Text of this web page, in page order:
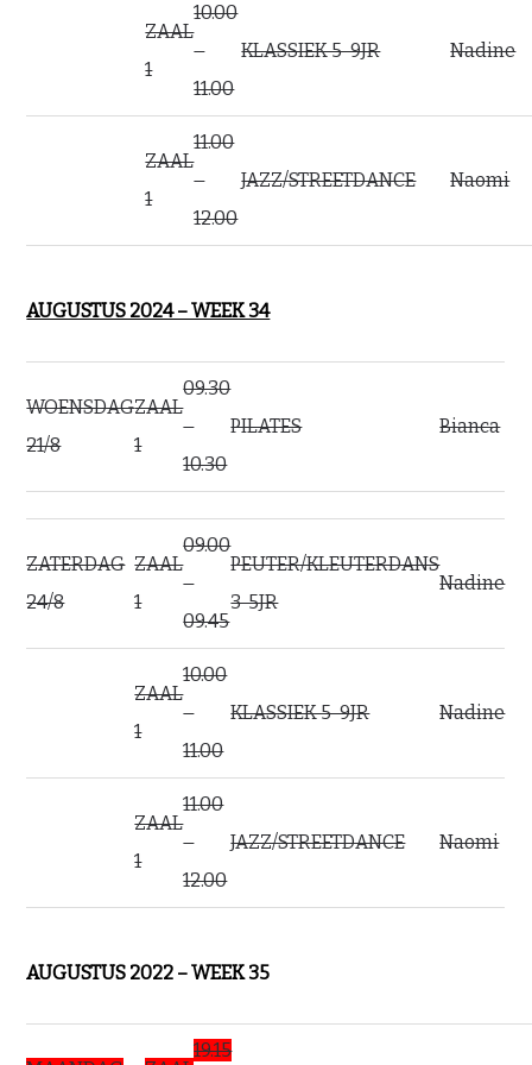
ZAAL
1
10.00
–
11.00
KLASSIEK 5-9JR Nadine
ZAAL
1
11.00
–
12.00
JAZZ/STREETDANCE Naomi
AUGUSTUS 2024 – WEEK 34
WOENSDAG
21/8
ZAAL
1
09.30
–
10.30
PILATES Bianca
ZATERDAG
24/8
ZAAL
1
09.00
–
09.45
PEUTER/KLEUTERDANS
3-5JR
Nadine
ZAAL
1
10.00
–
11.00
KLASSIEK 5-9JR Nadine
ZAAL
1
11.00
–
12.00
JAZZ/STREETDANCE Naomi
AUGUSTUS 2022 – WEEK 35
19.15